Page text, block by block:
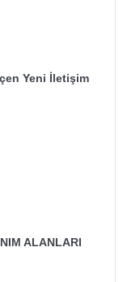
Yeni İletişim
ALANLARI